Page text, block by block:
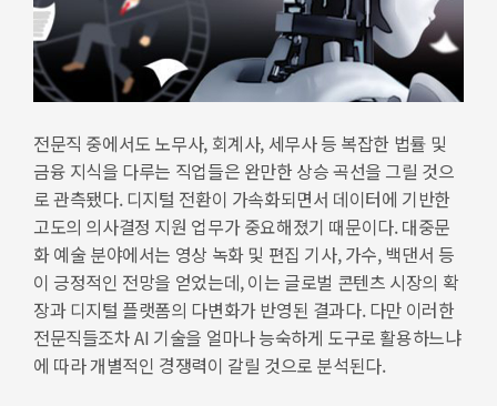
전문직 중에서도 노무사, 회계사, 세무사 등 복잡한 법률 및
금융 지식을 다루는 직업들은 완만한 상승 곡선을 그릴 것으
로 관측됐다. 디지털 전환이 가속화되면서 데이터에 기반한
고도의 의사결정 지원 업무가 중요해졌기 때문이다. 대중문
화 예술 분야에서는 영상 녹화 및 편집 기사, 가수, 백댄서 등
이 긍정적인 전망을 얻었는데, 이는 글로벌 콘텐츠 시장의 확
장과 디지털 플랫폼의 다변화가 반영된 결과다. 다만 이러한
전문직들조차 AI 기술을 얼마나 능숙하게 도구로 활용하느냐
에 따라 개별적인 경쟁력이 갈릴 것으로 분석된다.